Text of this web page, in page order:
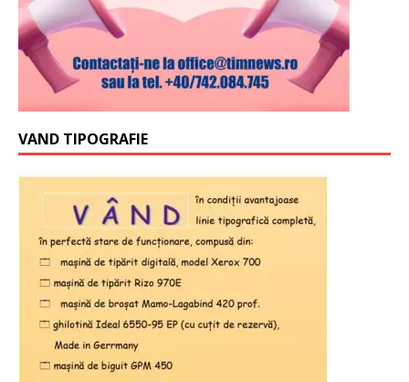
VAND TIPOGRAFIE